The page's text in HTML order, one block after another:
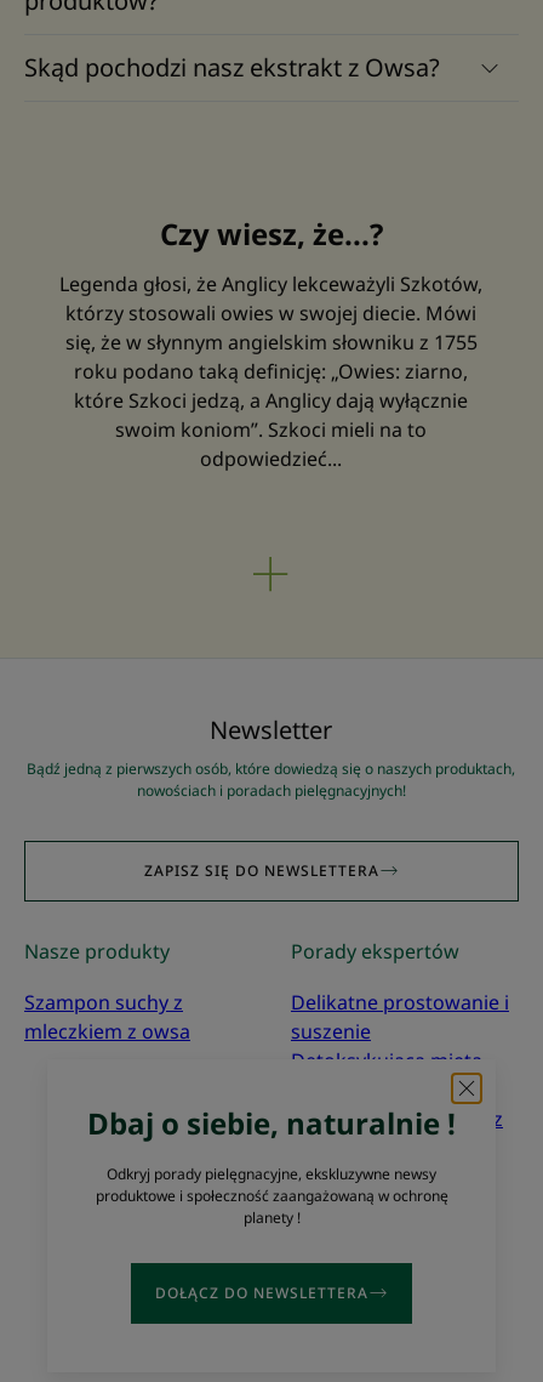
Skąd pochodzi nasz ekstrakt z Owsa?
Czy wiesz, że...?
Legenda głosi, że Anglicy lekceważyli Szkotów,
którzy stosowali owies w swojej diecie. Mówi
się, że w słynnym angielskim słowniku z 1755
roku podano taką definicję: „Owies: ziarno,
które Szkoci jedzą, a Anglicy dają wyłącznie
swoim koniom”. Szkoci mieli na to
odpowiedzieć...
Dbaj o siebie, naturalnie !
Odkryj porady pielęgnacyjne, ekskluzywne newsy
produktowe i społeczność zaangażowaną w ochronę
planety !
DOŁĄCZ DO NEWSLETTERA
Newsletter
Bądź jedną z pierwszych osób, które dowiedzą się o naszych produktach,
nowościach i poradach pielęgnacyjnych!
ZAPISZ SIĘ DO NEWSLETTERA
Nasze produkty
Szampon suchy z
mleczkiem z owsa
Porady ekspertów
Delikatne prostowanie i
suszenie
Detoksykująca mięta
Co to znaczy „zgodne z
ekoprojektowania”?
Często zadawane pytaniaKontakt